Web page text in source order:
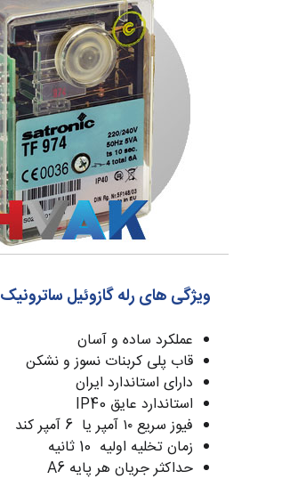
ویژگی های رله گازوئیل ساترونیک Satronic مدل TF974
عملکرد ساده و آسان
قاب پلی کربنات نسوز و نشکن
دارای استاندارد ایران
استاندارد عایق IP40
فیوز سریع۱۰ آمپر یا 6 آمپر کند
زمان تخلیه اولیه 10 ثانیه
حداکثر جریان هر پایه 6 A